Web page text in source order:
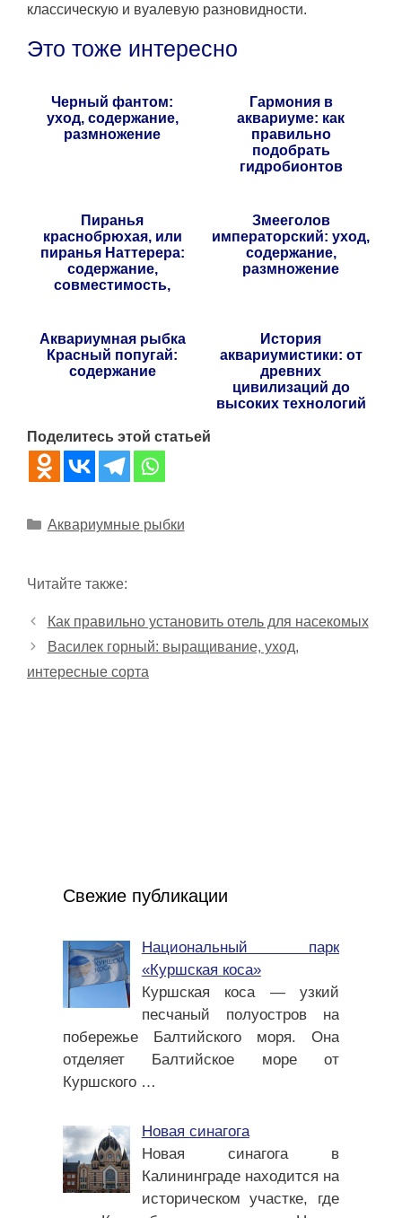
классическую и вуалевую разновидности.
Это тоже интересно
Черный фантом:
уход, содержание,
размножение
Гармония в
аквариуме: как
правильно
подобрать
гидробионтов
Пиранья
краснобрюхая, или
пиранья Наттерера:
содержание,
совместимость,
Змееголов
императорский: уход,
содержание,
размножение
Аквариумная рыбка
Красный попугай:
содержание
История
аквариумистики: от
древних
цивилизаций до
высоких технологий
Поделитесь этой статьей
Рубрики
Аквариумные рыбки
Читайте также:
Как правильно установить отель для насекомых
Василек горный: выращивание, уход,
интересные сорта
Свежие публикации
Национальный парк
«Куршская коса»
Куршская коса — узкий
песчаный полуостров на
побережье Балтийского моря. Она
отделяет Балтийское море от
Куршского …
Новая синагога
Новая синагога в
Калининграде находится на
историческом участке, где